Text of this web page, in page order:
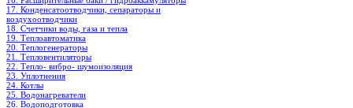
17. Конденсатоотводчики, сепараторы и
воздухоотводчики
18. Счетчики воды, газа и тепла
19. Теплоавтоматика
20. Теплогенераторы
21. Тепловентиляторы
22. Тепло- вибро- шумоизоляция
23. Уплотнения
24. Котлы
25. Водонагреватели
26. Водоподготовка